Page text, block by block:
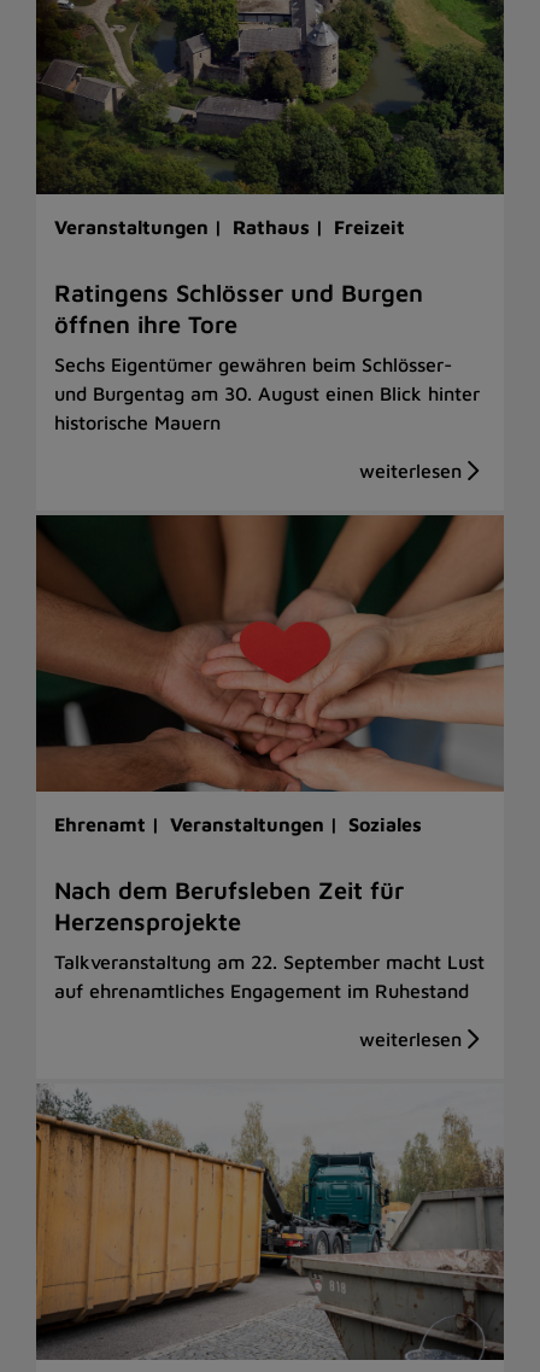
Veranstaltungen | Rathaus | Freizeit
Ratingens Schlösser und Burgen
öffnen ihre Tore
Sechs Eigentümer gewähren beim Schlösser-
und Burgentag am 30. August einen Blick hinter
historische Mauern
Ehrenamt | Veranstaltungen | Soziales
Nach dem Berufsleben Zeit für
Herzensprojekte
Talkveranstaltung am 22. September macht Lust
auf ehrenamtliches Engagement im Ruhestand